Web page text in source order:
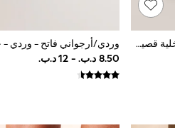
وردي/أرجواني - حزمة من 5 من ملابس داخلية قصيرة بتصميم أميرات ديزني (2-12 سنة)